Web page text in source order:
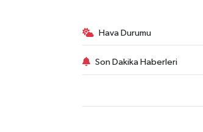
Hava Durumu
Son Dakika Haberleri